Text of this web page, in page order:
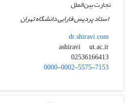
تجارت بین‌الملل
استاد پردیس فارابی دانشگاه تهران
dr.shiravi.com
ashiravi
ut.ac.ir
02536166413
0000-0002-5575-7153